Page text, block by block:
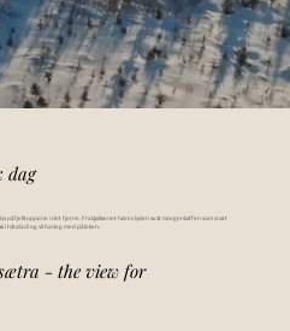
dag
på fjelltoppene i det fjerne. Fra kjøkkenet høres lyden av at morgenkaffen som snart
hånda di og vil ha deg med på leken.
- the view for